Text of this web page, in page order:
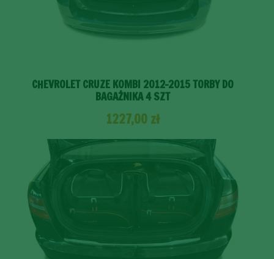
CHEVROLET CRUZE KOMBI 2012-2015 TORBY DO
BAGAŻNIKA 4 SZT
1227,00 zł